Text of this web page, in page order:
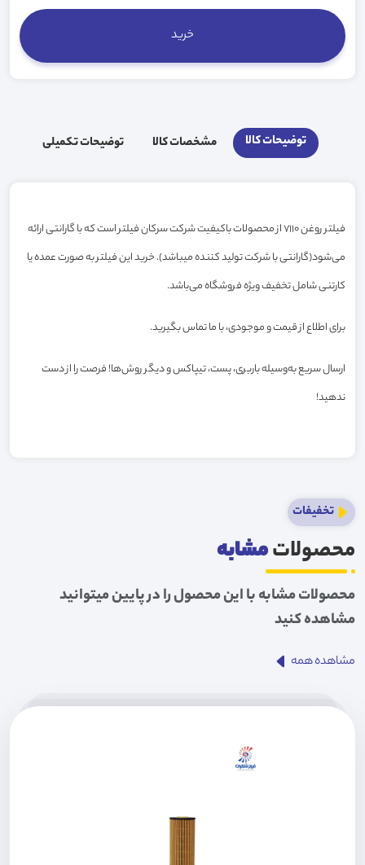
توضیحات کالا مشخصات کالا توضیحات تکمیلی
فیلتر روغن 7110 از محصولات باکیفیت شرکت سرکان فیلتر است که با گارانتی ارائه
می‌شود(گارانتی با شرکت تولید کننده میباشد). خرید این فیلتر به صورت عمده یا
کارتنی شامل تخفیف ویژه فروشگاه می‌باشد.
برای اطلاع از قیمت و موجودی، با ما تماس بگیرید.
ارسال سریع به‌وسیله باربری، پست، تیپاکس و دیگر روش‌ها! فرصت را از دست
ندهید!
تخفیفات
محصولاتمشابه
محصولات مشابه با این محصول را در پایین میتوانید
مشاهده کنید
مشاهده همه